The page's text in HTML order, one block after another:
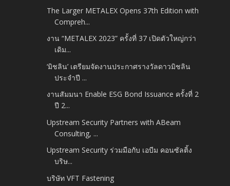
The Larger METALEX Opens 37th Edition with
Compreh...
งาน “METALEX 2023” ครั้งที่ 37 เปิดตัวใหญ่กว่า
เดิม...
‘มิชลิน’ เตรียมจัดงานประกาศรางวัลดาวมิชลิน
ประจำปี ...
งานสัมมนา Enable ESG Bond Issuance ครั้งที่ 2
ปี 2...
Upstream Security Partners with ABeam
Consulting, ...
Upstream Security ร่วมมือกับ เอบีม คอนซัลติ้ง
บริษ...
บริษัท VFT Fastening